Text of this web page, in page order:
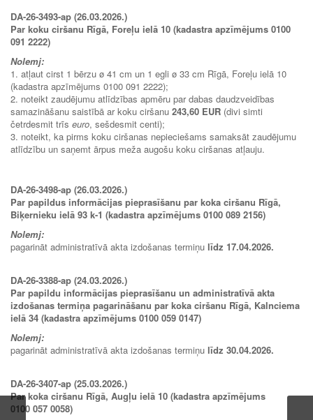
DA-26-3493-ap (26.03.2026.)
Par koku ciršanu Rīgā, Foreļu ielā 10 (kadastra apzīmējums 0100
091 2222)
Nolemj:
1. atļaut cirst 1 bērzu ø 41 cm un 1 egli ø 33 cm Rīgā, Foreļu ielā 10
(kadastra apzīmējums 0100 091 2222);
2. noteikt zaudējumu atlīdzības apmēru par dabas daudzveidības
samazināšanu saistībā ar koku ciršanu 243,60 EUR (divi simti
četrdesmit trīs euro, sešdesmit centi);
3. noteikt, ka pirms koku ciršanas nepieciešams samaksāt zaudējumu
atlīdzību un saņemt ārpus meža augošu koku ciršanas atļauju.
DA-26-3498-ap (26.03.2026.)
Par papildus informācijas pieprasīšanu par koka ciršanu Rīgā,
Biķernieku ielā 93 k-1 (kadastra apzīmējums 0100 089 2156)
Nolemj:
pagarināt administratīvā akta izdošanas termiņu līdz 17.04.2026.
DA-26-3388-ap (24.03.2026.)
Par papildu informācijas pieprasīšanu un administratīvā akta
izdošanas termiņa pagarināšanu par koka ciršanu Rīgā, Kalnciema
ielā 34 (kadastra apzīmējums 0100 059 0147)
Nolemj:
pagarināt administratīvā akta izdošanas termiņu līdz 30.04.2026.
DA-26-3407-ap (25.03.2026.)
Par koka ciršanu Rīgā, Augļu ielā 10 (kadastra apzīmējums
0100 057 0058)